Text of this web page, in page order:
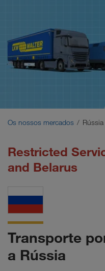
Ásia Central
Rússia
Os nossos mercados Rússia
Restricted
and Belarus
Transporte
a Rússia